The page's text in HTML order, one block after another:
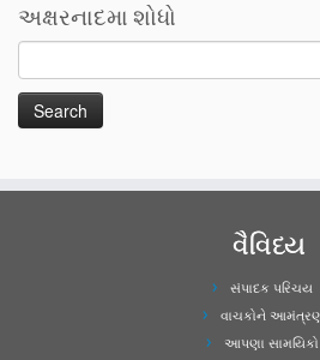
અક્ષરનાદમા શોધો
વૈવિધ્ય
સંપાદક પરિચય
વાચકોને
આપણા સામયિકો